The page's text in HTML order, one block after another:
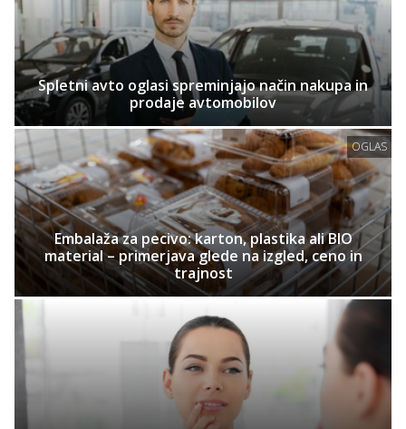
Spletni avto oglasi spreminjajo način nakupa in
prodaje avtomobilov
OGLAS
Embalaža za pecivo: karton, plastika ali BIO
material – primerjava glede na izgled, ceno in
trajnost